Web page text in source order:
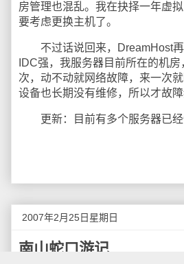
房管理也混乱。我在抉择一年虚
要考虑更换主机了。
不过话说回来，DreamHost再
IDC强，我服务器目前所在的机
次，动不动就网络故障，来一次
设备也长期没有维修，所以才故障
更新：目前有多个服务器已经
2007年2月25日星期日
南山蛇口游记